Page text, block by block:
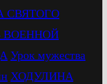
СВЯТОГО
ВОЕННОЙ
Урок мужества
ХОДУЛИНА